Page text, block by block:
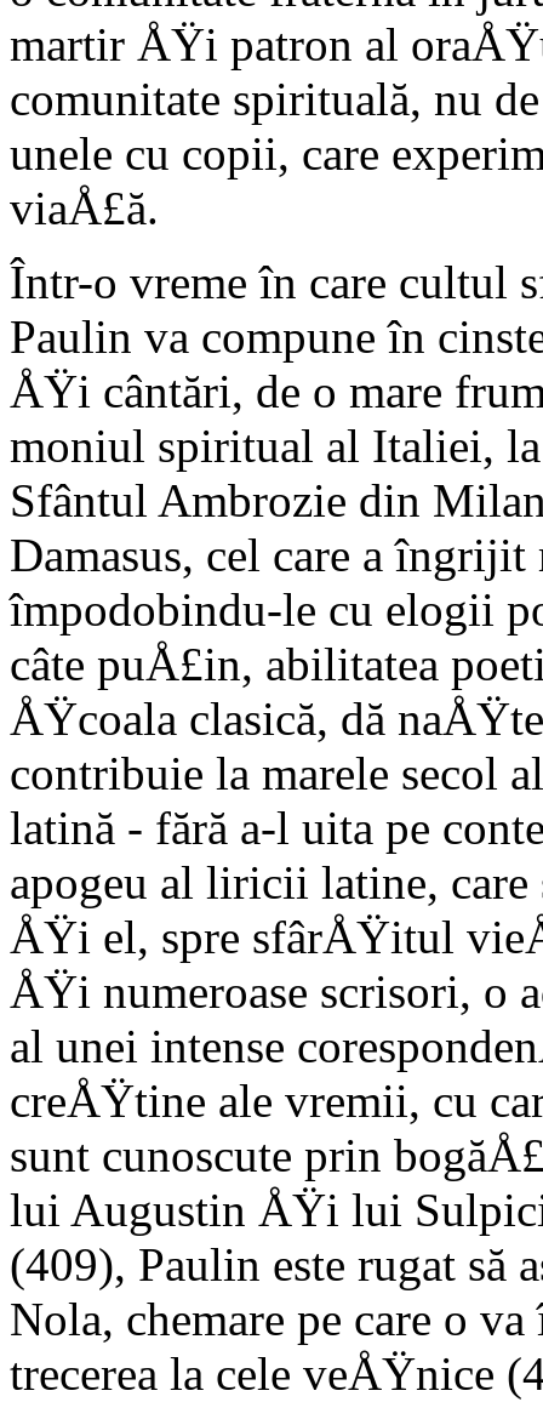
martir ÅŸi patron al
comunitate spirituală, nu
unele cu copii, care
viaÅ£ă.
Într-o vreme în care cultul
Paulin va compune în
ÅŸi cântări, de o mare
moniul spiritual al Italiei,
Sfântul Ambrozie din
Damasus, cel care a
împodobindu-le cu elogii
câte puÅ£in, abilitatea
ÅŸcoala clasică, dă
contribuie la ma­rele secol
latină - fără a-l uita pe
apogeu al liricii latine,
ÅŸi el, spre sfârÅŸitul
ÅŸi numeroase scrisori, o
al unei intense
creÅŸtine ale vremii, cu
sunt cunoscute prin
lui Augustin ÅŸi lui
(409), Paulin este rugat să
Nola, chemare pe care o
trecerea la cele veÅŸ­nice